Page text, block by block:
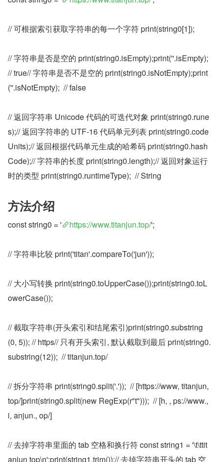
// 可根据索引获取字符串的每一个字符 print(string0[1]);
// 字符串是否是空的 print(string0.isEmpty);print(''.isEmpty);
// true// 字符串是否不是空的 print(string0.isNotEmpty);print
(''.isNotEmpty);  // false
// 返回字符串 Unicode 代码的可迭代对象 print(string0.rune
s);// 返回字符串的 UTF-16 代码单元列表 print(string0.code
Units);// 返回根据代码单元生成的哈希码 print(string0.hash
Code);// 字符串的长度 print(string0.length);// 返回对象运行
时的类型 print(string0.runtimeType);  // String
方法介绍
const string0 = ' https://www.titanjun.top/';
// 字符串比较 print('titan'.compareTo('jun'));
// 大小写转换 print(string0.toUpperCase());print(string0.toL
owerCase());
// 截取字符串(开头索引和结尾索引)print(string0.substring
(0, 5)); // https// 只有开头索引, 默认截取到最后 print(string0.
substring(12));  // titanjun.top/
// 拆分字符串 print(string0.split('.'));  // [https://www, titanjun,
top/]print(string0.split(new RegExp(r"t")));  // [h, , ps://www.,
i, anjun., op/]
// 去掉字符串里面的 tab 空格和换行符 const string1 = '\t\ttit
anjun top\n';print(string1.trim());// 去掉字符串开头的 tab 空